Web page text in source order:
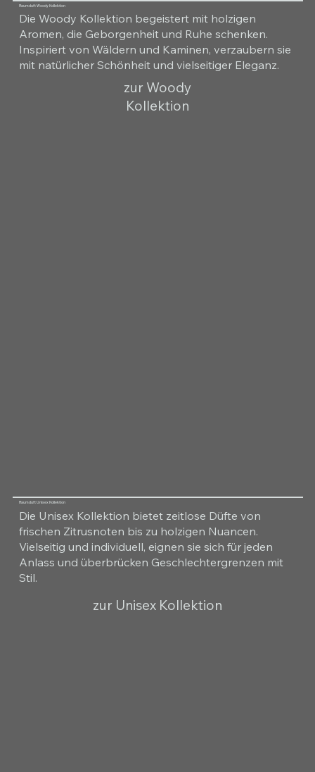
Raumduft Woody Kollektion
Die Woody Kollektion begeistert mit holzigen
Aromen, die Geborgenheit und Ruhe schenken.
Inspiriert von Wäldern und Kaminen, verzaubern sie
mit natürlicher Schönheit und vielseitiger Eleganz.
zur Woody
Kollektion
Raumduft Unisex Kollektion
Die Unisex Kollektion bietet zeitlose Düfte von
frischen Zitrusnoten bis zu holzigen Nuancen.
Vielseitig und individuell, eignen sie sich für jeden
Anlass und überbrücken Geschlechtergrenzen mit
Stil.
zur Unisex Kollektion